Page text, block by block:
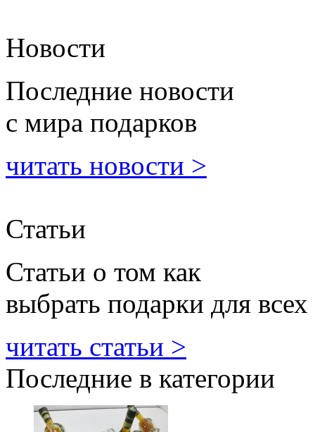
Новости
Последние новости
с мира подарков
читать новости >
Статьи
Статьи о том как
выбрать подарки для всех
читать статьи >
Последние в категории